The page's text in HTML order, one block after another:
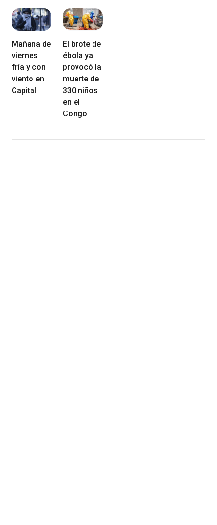
Mañana de
viernes
fría y con
viento en
Capital
El brote de
ébola ya
provocó la
muerte de
330 niños
en el
Congo